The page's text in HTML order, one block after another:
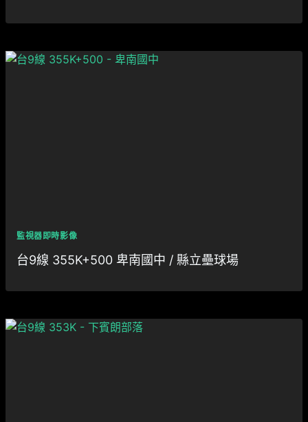
監視器即時影像
台9線 355K+500 卑南國中 / 縣立壘球場